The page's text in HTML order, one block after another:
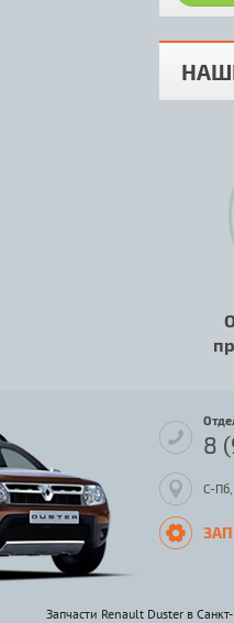
8
С-Пб,
Запчасти Renault Duster в